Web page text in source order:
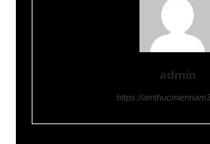
admin
https://